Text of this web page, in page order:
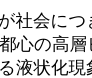
社会に
心の高
液状化